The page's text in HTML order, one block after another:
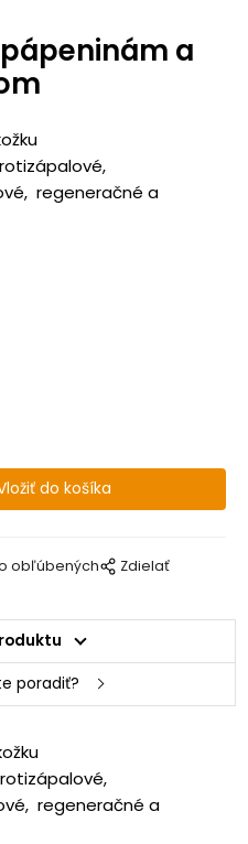
a
regeneračné a
obľúbených Zdielať
poradiť?
regeneračné a